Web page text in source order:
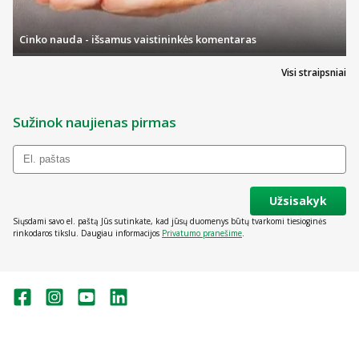
Visi straipsniai
Cinko nauda - išsamus vaistininkės komentaras
Sužinok naujienas pirmas
Užsisakyk
Siųsdami savo el. paštą Jūs sutinkate, kad jūsų duomenys būtų tvarkomi tiesioginės
rinkodaros tikslu. Daugiau informacijos Privatumo pranešime.